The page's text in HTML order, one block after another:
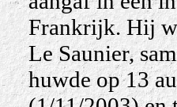
Frankrijk. Hij
Le Saunier,
huwde op 13